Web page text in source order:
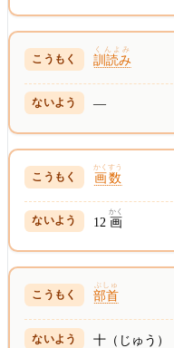
訓読み
くんよみ
—
画数
かくすう
12画
かく
部首
ぶしゅ
十（じゅう）